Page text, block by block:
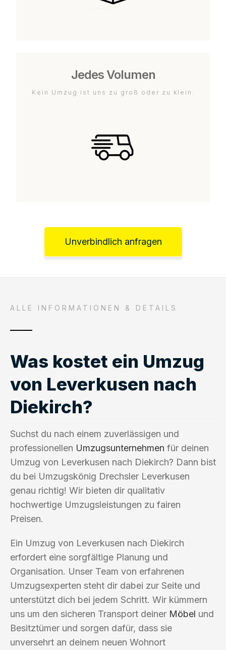
Jedes Volumen
Kein Umzug ist uns zu groß oder zu klein.
Unverbindlich anfragen
ALLE INFORMATIONEN & DETAILS
Was kostet ein Umzug
von Leverkusen nach
Diekirch?
Suchst du nach einem zuverlässigen und
professionellen Umzugsunternehmen für deinen
Umzug von Leverkusen nach Diekirch? Dann bist
du bei Umzugskönig Drechsler Leverkusen
genau richtig! Wir bieten dir qualitativ
hochwertige Umzugsleistungen zu fairen
Preisen.
Ein Umzug von Leverkusen nach Diekirch
erfordert eine sorgfältige Planung und
Organisation. Unser Team von erfahrenen
Umzugsexperten steht dir dabei zur Seite und
unterstützt dich bei jedem Schritt. Wir kümmern
uns um den sicheren Transport deiner Möbel und
Besitztümer und sorgen dafür, dass sie
unversehrt an deinem neuen Wohnort